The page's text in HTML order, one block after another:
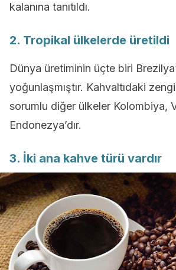
kalanına tanıtıldı.
2. Tropikal ülkelerde üretildi
Dünya üretiminin üçte biri
yoğunlaşmıştır. Kahvaltıdaki
sorumlu diğer ülkeler Kolombiya,
Endonezya’dır.
3. İki ana kahve türü vardır